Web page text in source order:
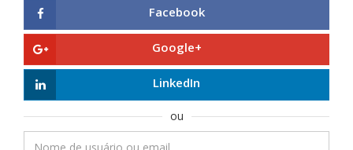
Facebook
Google+
LinkedIn
ou